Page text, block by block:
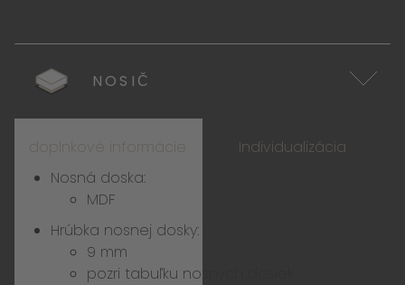
NOSIČ
doplnkové informácie
Individualizácia
Nosná doska:
MDF
Hrúbka nosnej dosky:
9 mm
pozri tabuľku nosných dosiek